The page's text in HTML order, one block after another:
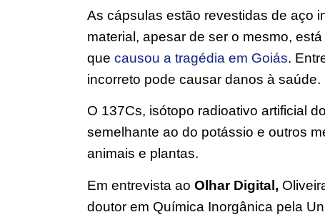
As cápsulas estão revestidas de aço
material, apesar de ser o mesmo,
que causou a tragédia em Goiás.
incorreto pode causar danos à saúde.
O 137Cs, isótopo radioativo artificial
semelhante ao do potássio e outros
animais e plantas.
Em entrevista ao Olhar Digital,
doutor em Química Inorgânica pela